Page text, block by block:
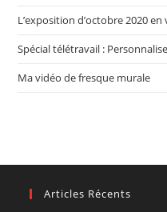
L’exposition d’octobre 2020 en
Spécial télétravail :
Ma vidéo de fresque murale
Articles Récents